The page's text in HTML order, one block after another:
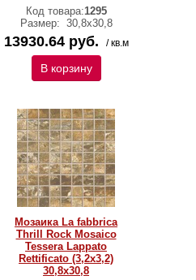
Код товара:1295
Размер: 30,8х30,8
13930.64 руб. / кв.м
В корзину
Мозаика La fabbrica
Thrill Rock Mosaico
Tessera Lappato
Rettificato (3,2x3,2)
30,8х30,8